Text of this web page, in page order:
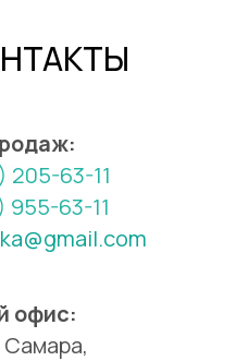
205-63-11
955-63-11
офис:
Самара,